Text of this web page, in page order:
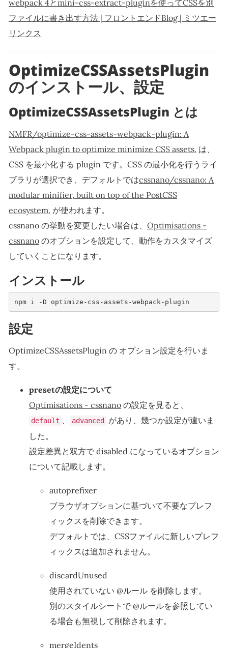
webpack 4とmini-css-extract-pluginを使ってCSSを別
ファイルに書き出す方法 | フロントエンドBlog | ミツエー
リンクス
OptimizeCSSAssetsPlugin
のインストール、設定
OptimizeCSSAssetsPlugin とは
NMFR/optimize-css-assets-webpack-plugin: A
Webpack plugin to optimize minimize CSS assets. は、
CSS を最小化する plugin です。CSS の最小化を行うライ
ブラリが選択でき、デフォルトではcssnano/cssnano: A
modular minifier, built on top of the PostCSS
ecosystem. が使われます。
cssnano の挙動を変更したい場合は、 Optimisations -
cssnano のオプションを設定して、動作をカスタマイズ
していくことになります。
インストール
npm i -D optimize-css-assets-webpack-plugin
設定
OptimizeCSSAssetsPlugin の オプション設定を行いま
す。
presetの設定について
Optimisations - cssnano の設定を見ると、
default 、 advanced
があり、幾つか設定が違いま
した。
設定差異と双方で disabled になっているオプション
について記載します。
autoprefixer
ブラウザオプションに基づいて不要なプレフ
ィックスを削除できます。
デフォルトでは、CSSファイルに新しいプレフ
ィックスは追加されません。
discardUnused
使用されていない @ルール を削除します。
別のスタイルシートで @ルールを参照してい
る場合も無視して削除されます。
mergeIdents